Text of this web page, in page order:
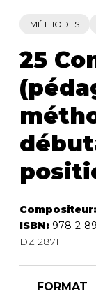
MÉTHODES
25
Compositeur:
ISBN: 978-2-
DZ 2871
FORMAT